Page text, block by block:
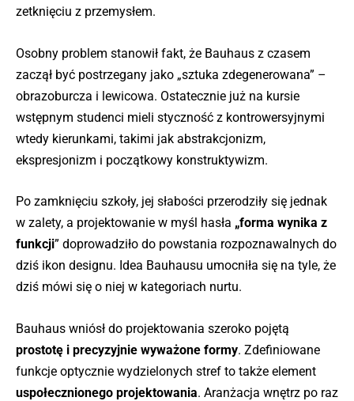
zetknięciu z przemysłem.
Osobny problem stanowił fakt, że Bauhaus z czasem
zaczął być postrzegany jako „sztuka zdegenerowana” –
obrazoburcza i lewicowa. Ostatecznie już na kursie
wstępnym studenci mieli styczność z kontrowersyjnymi
wtedy kierunkami, takimi jak abstrakcjonizm,
ekspresjonizm i początkowy konstruktywizm.
Po zamknięciu szkoły, jej słabości przerodziły się jednak
w zalety, a projektowanie w myśl hasła „forma wynika z
funkcji” doprowadziło do powstania rozpoznawalnych do
dziś ikon designu. Idea Bauhausu umocniła się na tyle, że
dziś mówi się o niej w kategoriach nurtu.
Bauhaus wniósł do projektowania szeroko pojętą
prostotę i precyzyjnie wyważone formy. Zdefiniowane
funkcje optycznie wydzielonych stref to także element
uspołecznionego projektowania. Aranżacja wnętrz po raz